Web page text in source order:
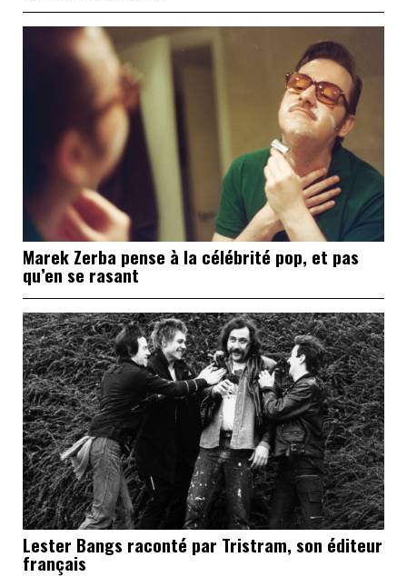
Marek Zerba pense à la célébrité pop, et pas
qu’en se rasant
Lester Bangs raconté par Tristram, son éditeur
français